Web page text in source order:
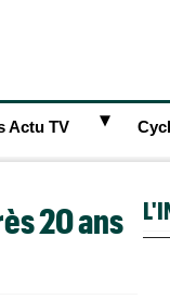
Actu TV ►
20 ans